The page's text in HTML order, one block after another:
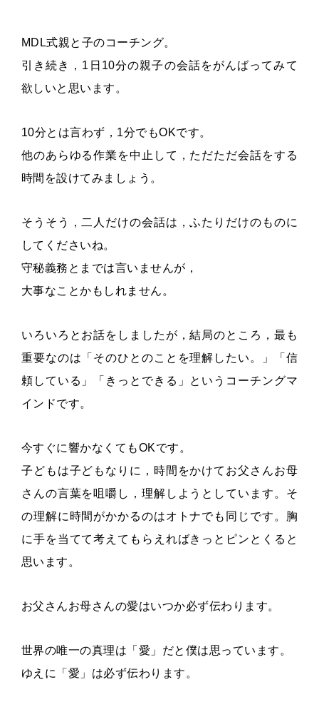
MDL式親と子のコーチング。
引き続き，1日10分の親子の会話をがんばってみて
欲しいと思います。
10分とは言わず，1分でもOKです。
他のあらゆる作業を中止して，ただただ会話をする
時間を設けてみましょう。
そうそう，二人だけの会話は，ふたりだけのものに
してくださいね。
守秘義務とまでは言いませんが，
大事なことかもしれません。
いろいろとお話をしましたが，結局のところ，最も
重要なのは「そのひとのことを理解したい。」「信
頼している」「きっとできる」というコーチングマ
インドです。
今すぐに響かなくてもOKです。
子どもは子どもなりに，時間をかけてお父さんお母
さんの言葉を咀嚼し，理解しようとしています。そ
の理解に時間がかかるのはオトナでも同じです。胸
に手を当てて考えてもらえればきっとピンとくると
思います。
お父さんお母さんの愛はいつか必ず伝わります。
世界の唯一の真理は「愛」だと僕は思っています。
ゆえに「愛」は必ず伝わります。